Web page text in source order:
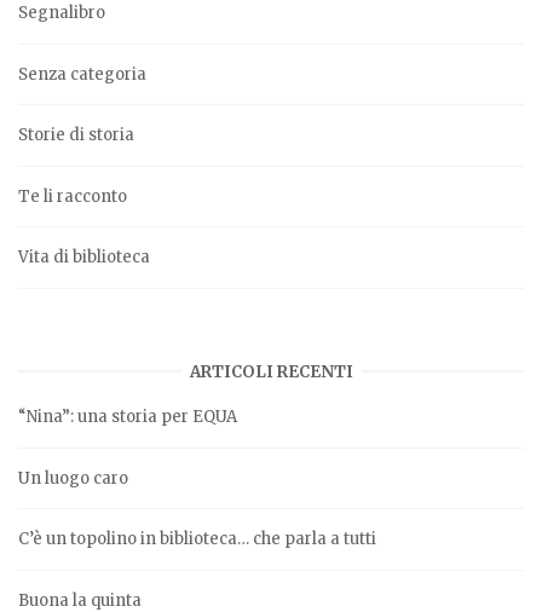
Segnalibro
Senza categoria
Storie di storia
Te li racconto
Vita di biblioteca
ARTICOLI RECENTI
“Nina”: una storia per EQUA
Un luogo caro
C’è un topolino in biblioteca… che parla a tutti
Buona la quinta